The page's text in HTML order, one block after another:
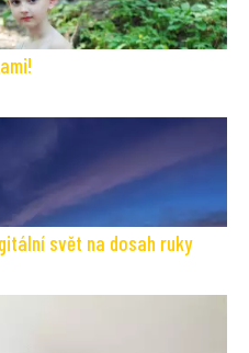
svět na dosah ruky